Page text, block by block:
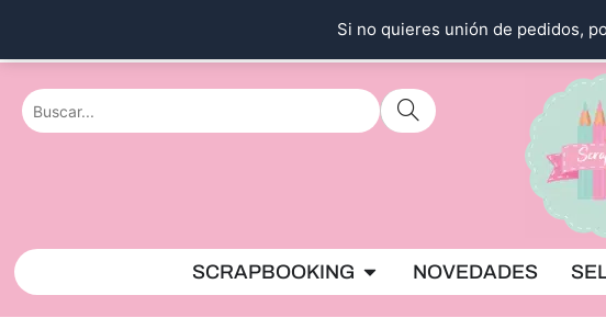
Si no quieres unión de pedidos,
contenido
SCRAPBOOKING Abrir SCRAPBOOKING
NOVEDADES